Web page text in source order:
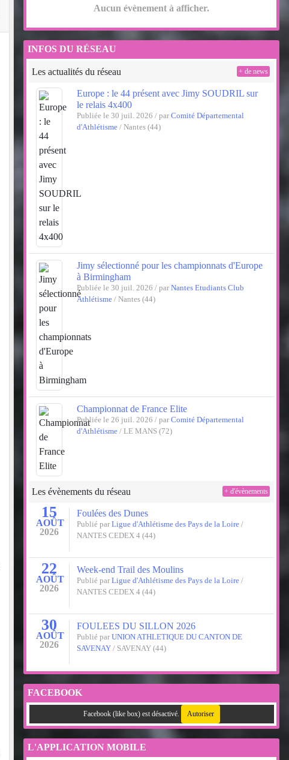
Aucun évènement à afficher.
INFOS DU RÉSEAU
Les actualités du réseau
Europe : le 44 présent avec Jimy SOUDRIL sur
le relais 4x400
Publiée le 30 juil. 2026 / parComité Départemental
d'Athlétisme / Nantes (44)
Jimy sélectionné pour les championnats d'Europe
à Birmingham
Publiée le 30 juil. 2026 / parNantes Etudiants Club
Athlétisme / Nantes (44)
Championnat de France Elite
Publiée le 26 juil. 2026 / parComité Départemental
d'Athlétisme / LE MANS (72)
+ de news
Les évènements du réseau
15
AOÛT
2026
Foulées des Dunes
Publié parLigue d'Athlétisme des Pays de la Loire /
NANTES CEDEX 4 (44)
22
AOÛT
2026
Week-end Trail des Moulins
Publié parLigue d'Athlétisme des Pays de la Loire /
NANTES CEDEX 4 (44)
30
AOÛT
2026
FOULEES DU SILLON 2026
Publié parUNION ATHLETIQUE DU CANTON DE
SAVENAY / SAVENAY (44)
+ d'évènements
FACEBOOK
Facebook (like box) est désactivé. Autoriser
L'APPLICATION MOBILE